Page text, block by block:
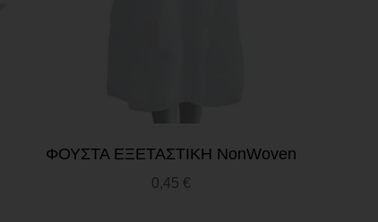
ΦΟΥΣΤΑ ΕΞΕΤΑΣΤΙΚΗ NonWoven
0,45 €